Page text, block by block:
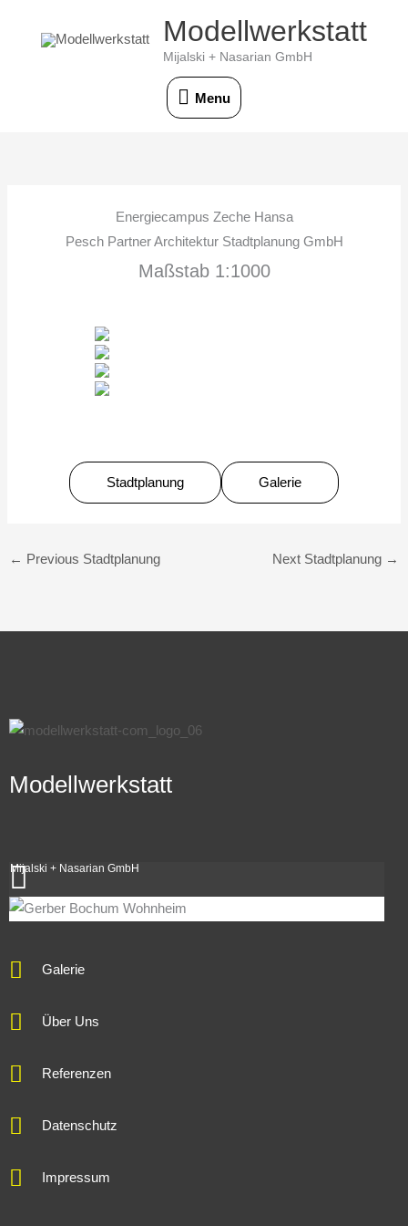
Modellwerkstatt
Mijalski + Nasarian GmbH
Menu
Menu
Energiecampus Zeche Hansa
Pesch Partner Architektur Stadtplanung GmbH
Maßstab 1:1000
Stadtplanung Galerie
← Previous Stadtplanung Next Stadtplanung →
Modellwerkstatt
Mijalski + Nasarian GmbH
Galerie
Über Uns
Referenzen
Datenschutz
Impressum